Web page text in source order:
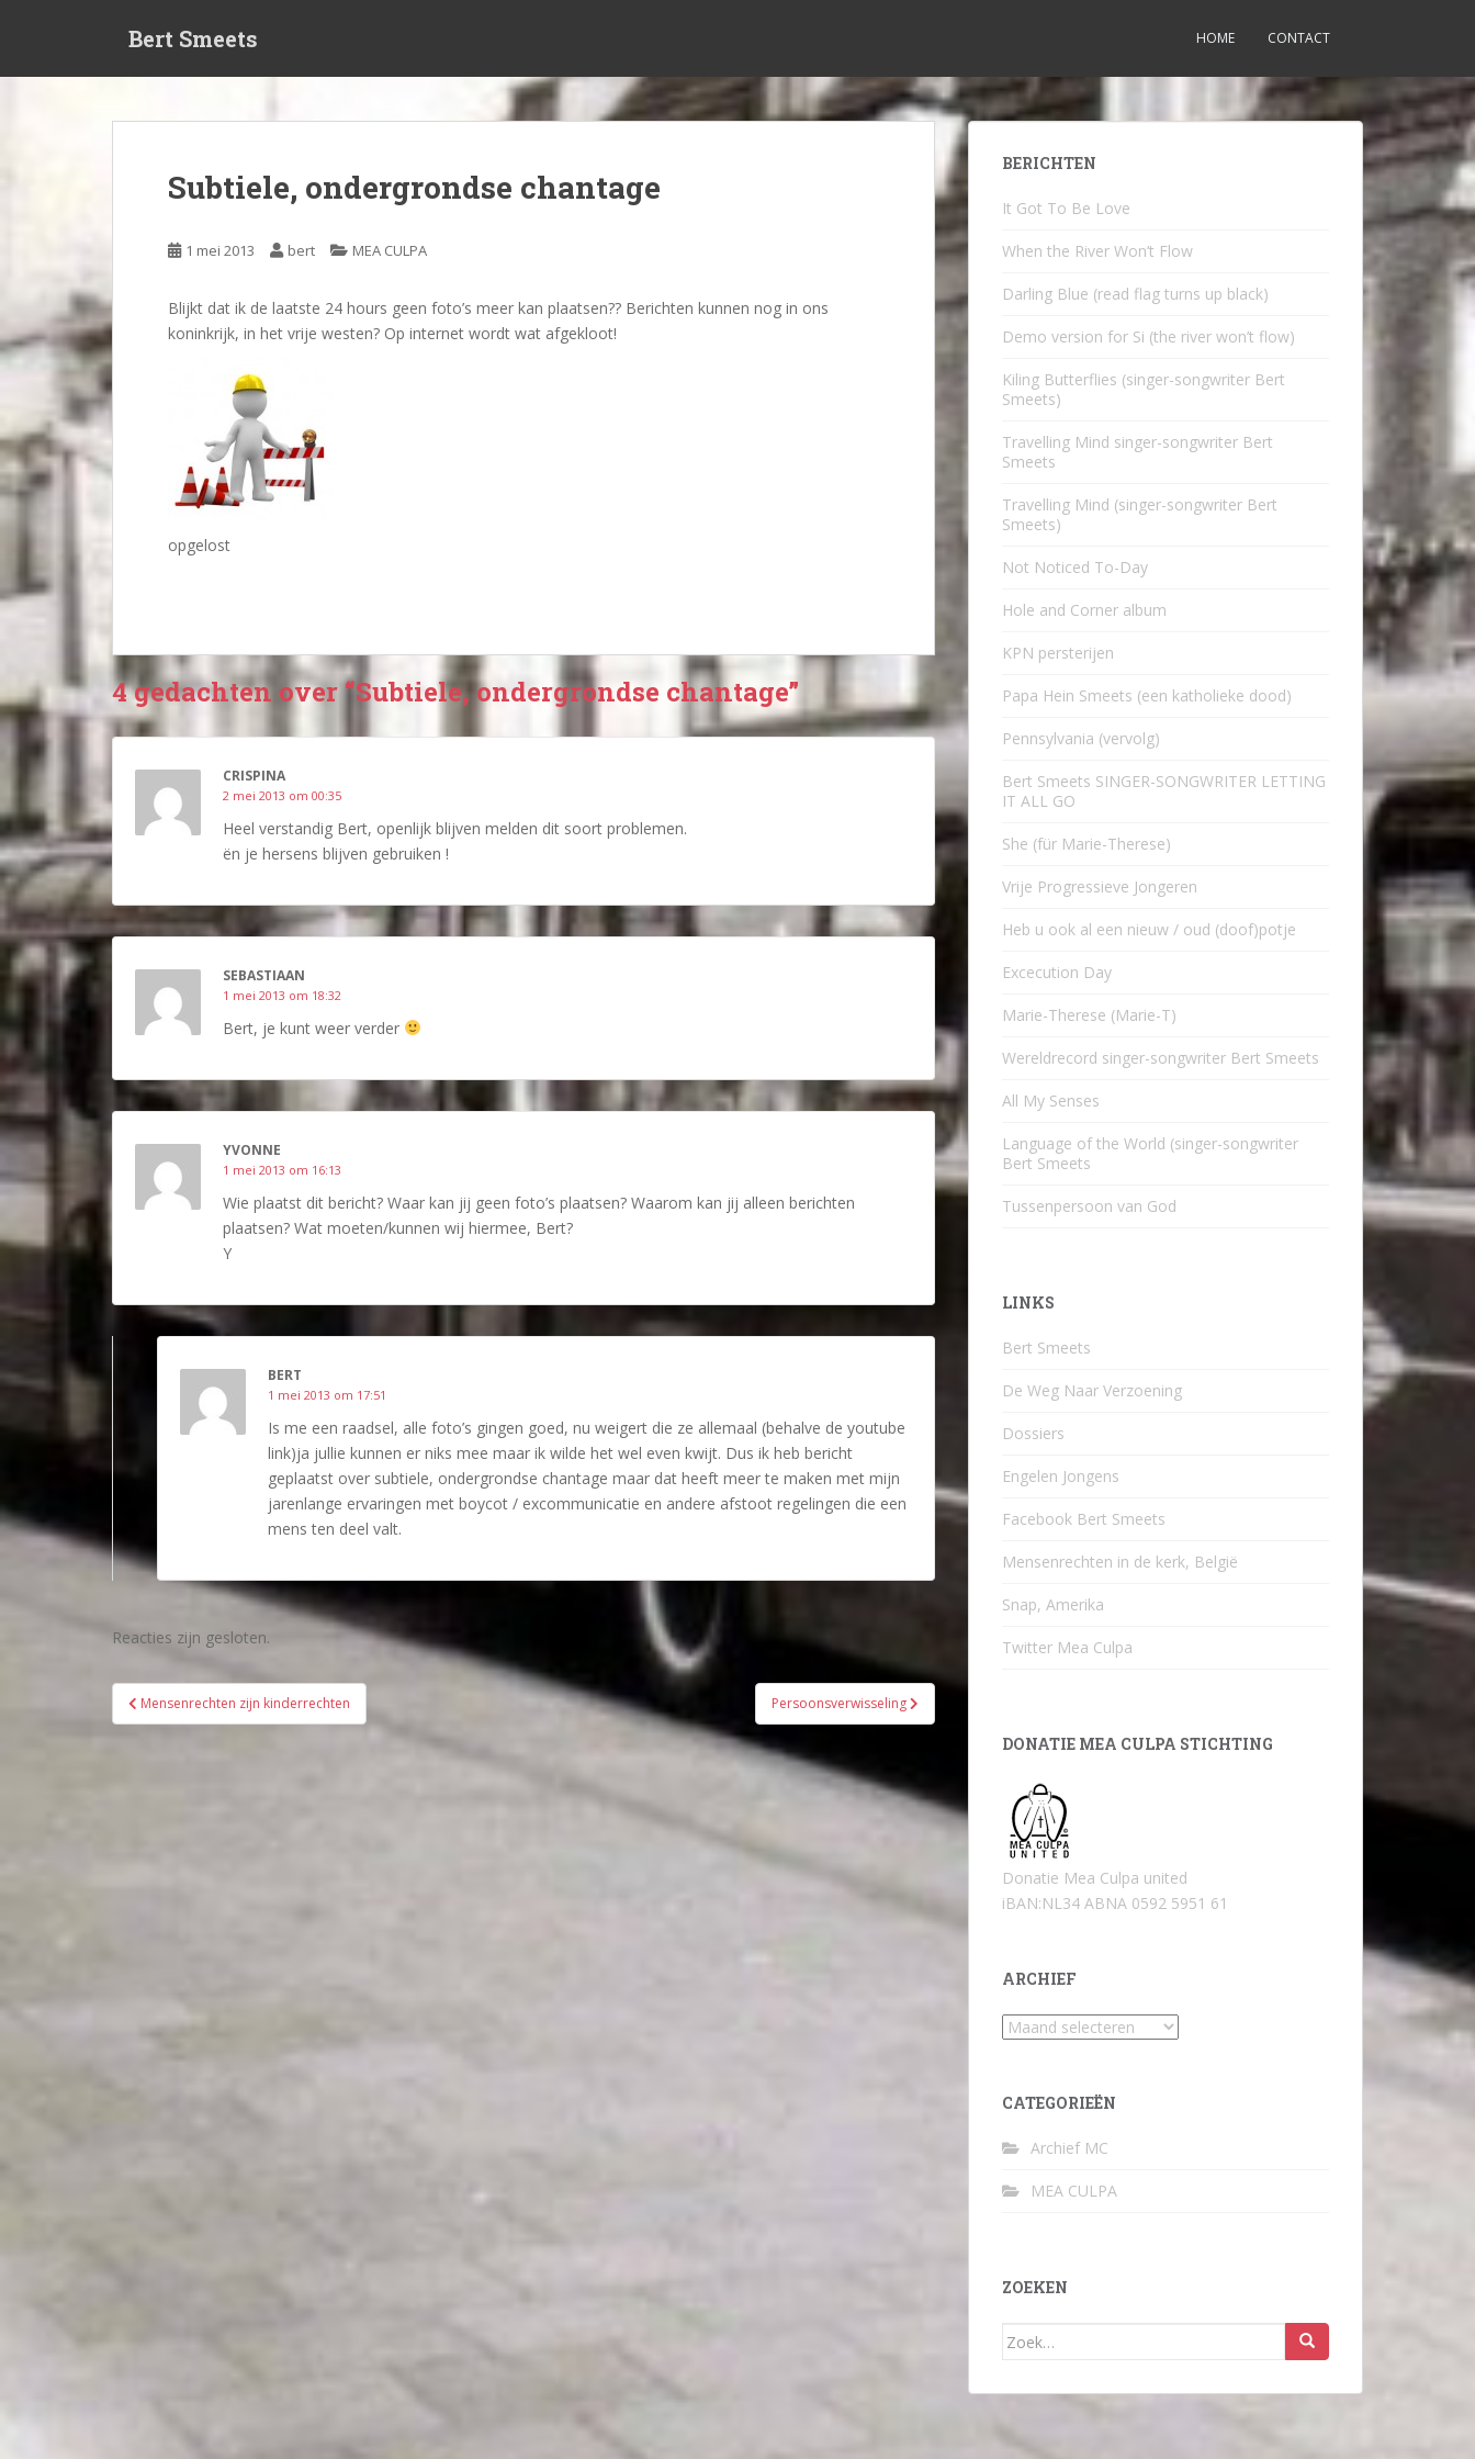
t
e
Bert Smeets HOME CONTACT
Subtiele, ondergrondse chantage
1 mei 2013 bert MEA CULPA
Blijkt dat ik de laatste 24 hours geen foto’s meer kan plaatsen?? Berichten kunnen nog in ons
koninkrijk, in het vrije westen? Op internet wordt wat afgekloot!
opgelost
4 gedachten over “Subtiele, ondergrondse chantage”
CRISPINA
2 mei 2013 om 00:35
Heel verstandig Bert, openlijk blijven melden dit soort problemen.
ën je hersens blijven gebruiken !
SEBASTIAAN
1 mei 2013 om 18:32
Bert, je kunt weer verder
YVONNE
1 mei 2013 om 16:13
Wie plaatst dit bericht? Waar kan jij geen foto’s plaatsen? Waarom kan jij alleen berichten
plaatsen? Wat moeten/kunnen wij hiermee, Bert?
Y
BERT
1 mei 2013 om 17:51
Is me een raadsel, alle foto’s gingen goed, nu weigert die ze allemaal (behalve de youtube
link)ja jullie kunnen er niks mee maar ik wilde het wel even kwijt. Dus ik heb bericht
geplaatst over subtiele, ondergrondse chantage maar dat heeft meer te maken met mijn
jarenlange ervaringen met boycot / excommunicatie en andere afstoot regelingen die een
mens ten deel valt.
Reacties zijn gesloten.
Bericht
navigatie
Mensenrechten zijn kinderrechten Persoonsverwisseling
BERICHTEN
It Got To Be Love
When the River Won’t Flow
Darling Blue (read flag turns up black)
Demo version for Si (the river won’t flow)
Kiling Butterflies (singer-songwriter Bert
Smeets)
Travelling Mind singer-songwriter Bert
Smeets
Travelling Mind (singer-songwriter Bert
Smeets)
Not Noticed To-Day
Hole and Corner album
KPN persterijen
Papa Hein Smeets (een katholieke dood)
Pennsylvania (vervolg)
Bert Smeets SINGER-SONGWRITER LETTING
IT ALL GO
She (für Marie-Therese)
Vrije Progressieve Jongeren
Heb u ook al een nieuw / oud (doof)potje
Excecution Day
Marie-Therese (Marie-T)
Wereldrecord singer-songwriter Bert Smeets
All My Senses
Language of the World (singer-songwriter
Bert Smeets
Tussenpersoon van God
LINKS
Bert Smeets
De Weg Naar Verzoening
Dossiers
Engelen Jongens
Facebook Bert Smeets
Mensenrechten in de kerk, België
Snap, Amerika
Twitter Mea Culpa
DONATIE MEA CULPA STICHTING
Donatie Mea Culpa united
iBAN:NL34 ABNA 0592 5951 61
ARCHIEF
Archief
CATEGORIEËN
Archief MC
MEA CULPA
ZOEKEN
Zoek